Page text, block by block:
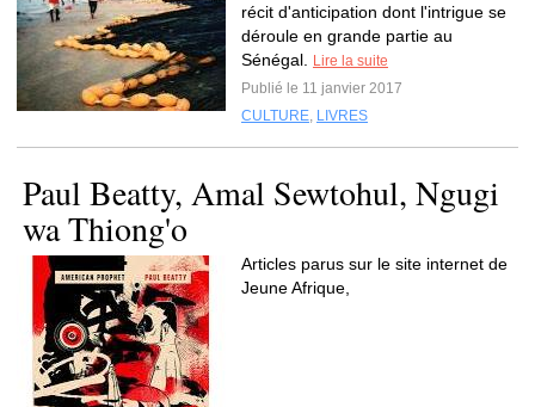
récit d'anticipation dont l'intrigue se
déroule en grande partie au
Sénégal.
Lire la suite
Publié le 11 janvier 2017
CULTURE, LIVRES
Paul Beatty, Amal Sewtohul, Ngugi
wa Thiong'o
Articles parus sur le site internet de
Jeune Afrique,